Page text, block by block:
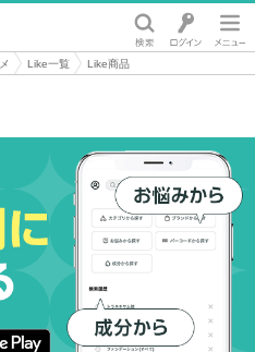
Like一覧 Like商品